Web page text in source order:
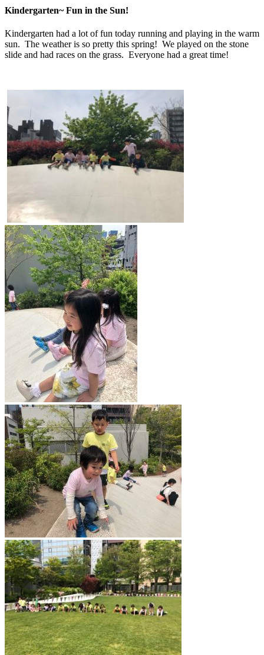
Kindergarten~ Fun in the Sun!
Kindergarten had a lot of fun today running and playing in the warm
sun. The weather is so pretty this spring! We played on the stone
slide and had races on the grass. Everyone had a great time!